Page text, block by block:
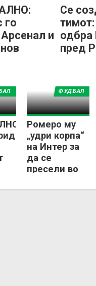
го
Арсенал и
Се
тимот:
одбра
пред
Ромеро му
„удри корпа“
на Интер за
да се
пресели во
ФУДБАЛ